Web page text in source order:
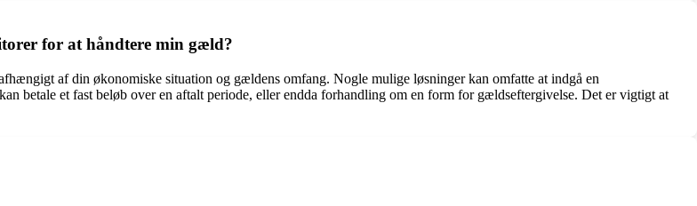
for at håndtere min gæld?
af din økonomiske situation og gældens omfang. Nogle mulige løsninger kan omfatte at indgå en
betale et fast beløb over en aftalt periode, eller endda forhandling om en form for gældseftergivelse. Det er vigtigt at